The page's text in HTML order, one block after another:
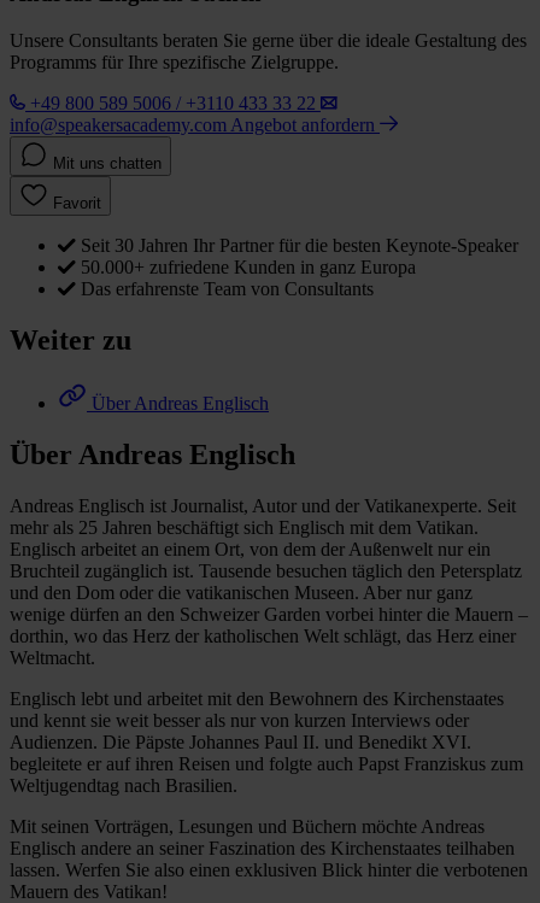
Unsere Consultants beraten Sie gerne über die ideale Gestaltung des
Programms für Ihre spezifische Zielgruppe.
+49 800 589 5006 / +3110 433 33 22
info@speakersacademy.com Angebot anfordern
Mit uns chatten
Favorit
Seit 30 Jahren Ihr Partner für die besten Keynote-Speaker
50.000+ zufriedene Kunden in ganz Europa
Das erfahrenste Team von Consultants
Weiter zu
Über Andreas Englisch
Über Andreas Englisch
Andreas Englisch ist Journalist, Autor und der Vatikanexperte. Seit
mehr als 25 Jahren beschäftigt sich Englisch mit dem Vatikan.
Englisch arbeitet an einem Ort, von dem der Außenwelt nur ein
Bruchteil zugänglich ist. Tausende besuchen täglich den Petersplatz
und den Dom oder die vatikanischen Museen. Aber nur ganz
wenige dürfen an den Schweizer Garden vorbei hinter die Mauern –
dorthin, wo das Herz der katholischen Welt schlägt, das Herz einer
Weltmacht.
Englisch lebt und arbeitet mit den Bewohnern des Kirchenstaates
und kennt sie weit besser als nur von kurzen Interviews oder
Audienzen. Die Päpste Johannes Paul II. und Benedikt XVI.
begleitete er auf ihren Reisen und folgte auch Papst Franziskus zum
Weltjugendtag nach Brasilien.
Mit seinen Vorträgen, Lesungen und Büchern möchte Andreas
Englisch andere an seiner Faszination des Kirchenstaates teilhaben
lassen. Werfen Sie also einen exklusiven Blick hinter die verbotenen
Mauern des Vatikan!